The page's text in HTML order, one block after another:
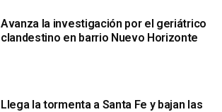
Avanza la investigación por el geriátrico
clandestino en barrio Nuevo Horizonte
Llega la tormenta a Santa Fe y bajan las